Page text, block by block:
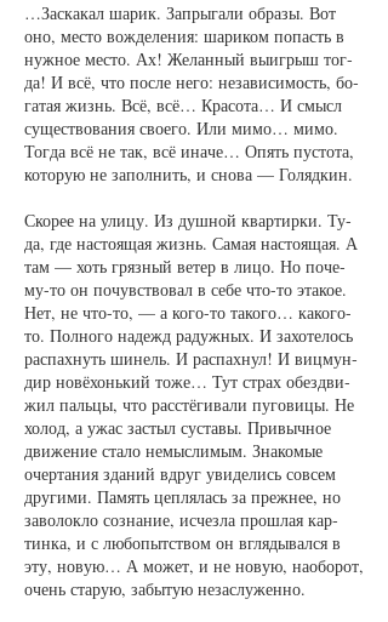
…За­ска­кал ша­рик. За­пры­га­ли об­ра­зы. Вот
оно, мес­то вож­де­ле­ния: ша­ри­ком по­пасть в
нуж­ное мес­то. Ах! Же­лан­ный вы­иг­рыш тог­
да! И всё, что пос­ле не­го: не­за­ви­си­мость, бо­
га­тая жизнь. Всё, всё… Кра­со­та… И смысл
су­щест­во­ва­ния сво­е­го. Или ми­мо… ми­мо.
Тог­да всё не так, всё ина­че… Опять пус­то­та,
ко­то­рую не за­пол­нить, и сно­ва — Го­ляд­кин.
Ско­рее на ули­цу. Из душ­ной квар­тир­ки. Ту­
да, где на­сто­я­щая жизнь. Са­мая на­сто­я­щая. А
там — хоть гряз­ный ве­тер в ли­цо. Но по­че­
му-то он по­чувст­во­вал в се­бе что-то эта­кое.
Нет, не что-то, — а ко­го-то та­ко­го… ка­ко­го-
то. Пол­но­го на­дежд ра­дуж­ных. И за­хо­те­лось
рас­пах­нуть ши­нель. И рас­пах­нул! И виц­мун­
дир но­вёхонь­кий то­же… Тут страх обез­д­ви­
жил паль­цы, что рас­стёги­ва­ли пу­го­ви­цы. Не
хо­лод, а ужас за­стыл сус­та­вы. При­выч­ное
дви­же­ние ста­ло не­мыс­ли­мым. Зна­ко­мые
очер­та­ния зда­ний вдруг уви­де­лись со­всем
дру­ги­ми. Па­мять цеп­ля­лась за преж­нее, но
за­во­лок­ло со­зна­ние, ис­чез­ла прош­лая кар­
тин­ка, и с лю­бо­пыт­ст­вом он вгля­ды­вал­ся в
эту, но­вую… А мо­жет, и не но­вую, на­обо­рот,
очень ста­рую, за­бы­тую не­за­слу­жен­но.